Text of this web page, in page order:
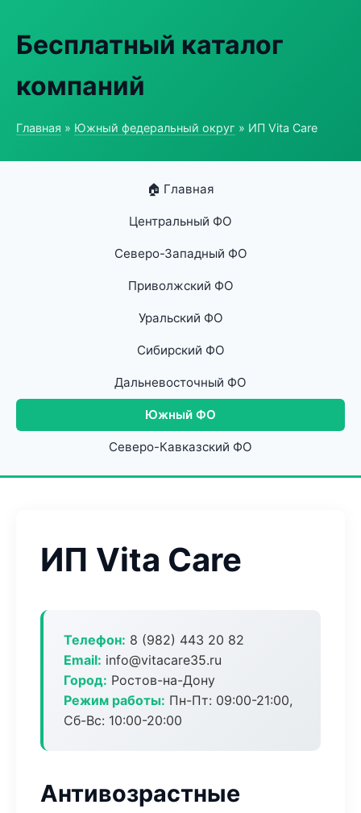
Бесплатный каталог
компаний
Главная » Южный федеральный округ » ИП Vita Care
🏠 Главная
Центральный ФО
Северо-Западный ФО
Приволжский ФО
Уральский ФО
Сибирский ФО
Дальневосточный ФО
Южный ФО
Северо-Кавказский ФО
ИП Vita Care
Телефон: 8 (982) 443 20 82
Email: info@vitacare35.ru
Город: Ростов-на-Дону
Режим работы: Пн-Пт: 09:00-21:00,
Сб-Вс: 10:00-20:00
Антивозрастные